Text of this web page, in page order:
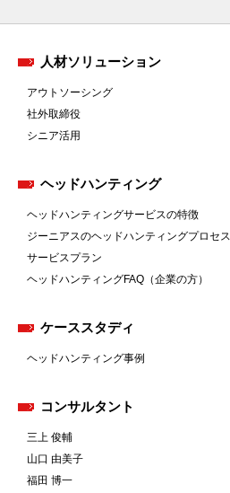
人材ソリューション
アウトソーシング
社外取締役
シニア活用
ヘッドハンティング
ヘッドハンティングサービスの特徴
ジーニアスのヘッドハンティングプロセス
サービスプラン
ヘッドハンティングFAQ（企業の方）
ケーススタディ
ヘッドハンティング事例
コンサルタント
三上 俊輔
山口 由美子
福田 博一